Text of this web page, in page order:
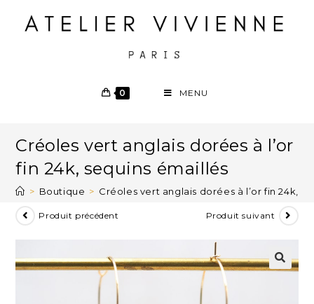
0 MENU
Créoles vert anglais dorées à l’or
fin 24k, sequins émaillés
> Boutique > Créoles vert anglais dorées à l’or fin 24k,
Produit précédent Produit suivant